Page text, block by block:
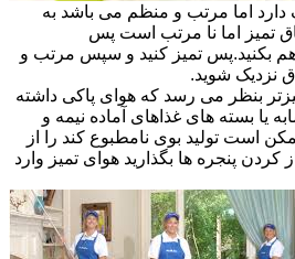
اما مرتب و منظم می باشد به
تمیز اما نا مرتب است پس
بکنید.پس تمیز کنید و سپس مرتب و
نزدیک شوید.
بنظر می رسد که هوای پاکی داشته
یا بسته های غذاهای آماده نیمه و
است تولید بوی نامطبوع کند را از
کردن پنجره ها بگذارید هوای تمیز وارد